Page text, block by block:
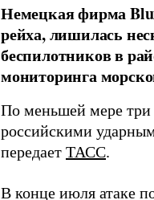
Немецкая фирма
рейха, лишилась
беспилотников в
мониторинга
По меньшей мере
российскими
передает ТАСС.
В конце июля атаке